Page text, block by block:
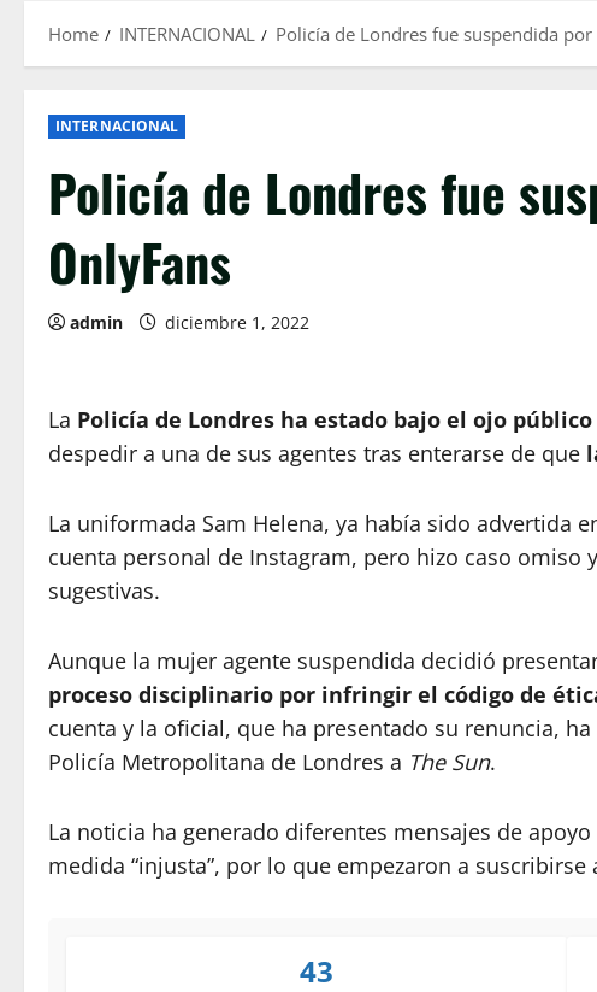
Home INTERNACIONAL Policía de Londres fue suspendida
INTERNACIONAL
Policía de Londres fue
OnlyFans
admin diciembre 1, 2022
La Policía de Londres ha estado bajo el ojo público
despedir a una de sus agentes tras enterarse de que
La uniformada Sam Helena, ya había sido advertida
cuenta personal de Instagram, pero hizo caso
sugestivas.
Aunque la mujer agente suspendida decidió
proceso disciplinario por infringir el código de
cuenta y la oficial, que ha presentado su renuncia,
Policía Metropolitana de Londres a The Sun.
La noticia ha generado diferentes mensajes de
medida “injusta”, por lo que empezaron a suscribirse
43